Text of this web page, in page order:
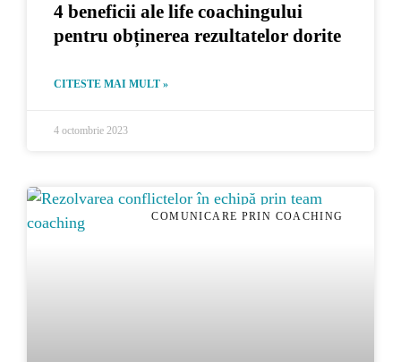
4 beneficii ale life coachingului
pentru obținerea rezultatelor dorite
CITESTE MAI MULT »
4 octombrie 2023
COMUNICARE PRIN COACHING